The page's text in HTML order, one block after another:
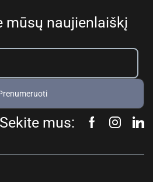
mūsų naujienlaiškį
Sekite mus: